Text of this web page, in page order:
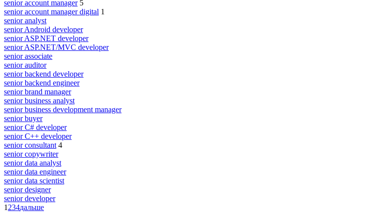
senior account manager 5
senior account manager digital 1
senior analyst
senior Android developer
senior ASP.NET developer
senior ASP.NET/MVC developer
senior associate
senior auditor
senior backend developer
senior backend engineer
senior brand manager
senior business analyst
senior business development manager
senior buyer
senior C# developer
senior C++ developer
senior consultant 4
senior copywriter
senior data analyst
senior data engineer
senior data scientist
senior designer
senior developer
1 234дальше